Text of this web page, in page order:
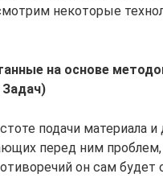
некоторые
на основе
Задач)
подачи материала и
перед ним проблем,
он сам будет